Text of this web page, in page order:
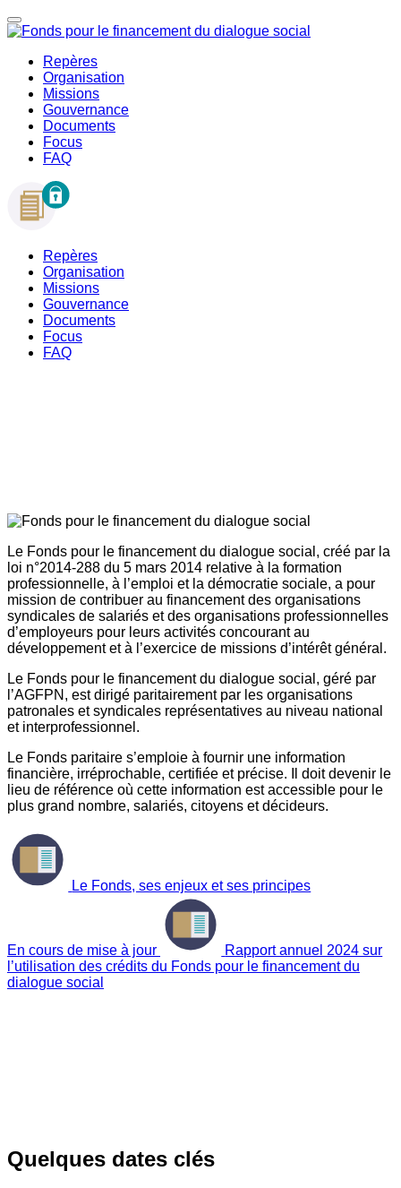
Repères
Organisation
Missions
Gouvernance
Documents
Focus
FAQ
Repères
Organisation
Missions
Gouvernance
Documents
Focus
FAQ
Le Fonds pour le financement du dialogue social, créé par la
loi n°2014-288 du 5 mars 2014 relative à la formation
professionnelle, à l’emploi et la démocratie sociale, a pour
mission de contribuer au financement des organisations
syndicales de salariés et des organisations professionnelles
d’employeurs pour leurs activités concourant au
développement et à l’exercice de missions d’intérêt général.
Le Fonds pour le financement du dialogue social, géré par
l’AGFPN, est dirigé paritairement par les organisations
patronales et syndicales représentatives au niveau national
et interprofessionnel.
Le Fonds paritaire s’emploie à fournir une information
financière, irréprochable, certifiée et précise. Il doit devenir le
lieu de référence où cette information est accessible pour le
plus grand nombre, salariés, citoyens et décideurs.
Le Fonds, ses enjeux et ses principes
En cours de mise à jour
Rapport annuel 2024 sur
l’utilisation des crédits du Fonds pour le financement du
dialogue social
Quelques dates clés